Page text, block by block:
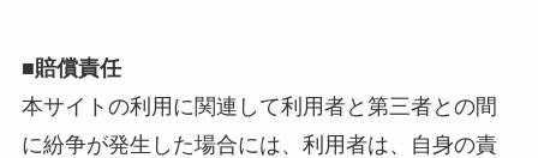
■賠償責任
本サイトの利用に関連して利用者と第三者との間
に紛争が発生した場合には、利用者は、自身の責